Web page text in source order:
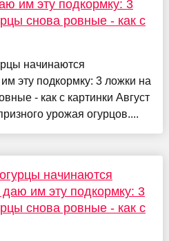
им эту подкормку: 3
снова ровные - как с
начинаются
эту подкормку: 3 ложки на
- как с картинки Август
урожая огурцов....
начинаются
даю им эту подкормку: 3
снова ровные - как с